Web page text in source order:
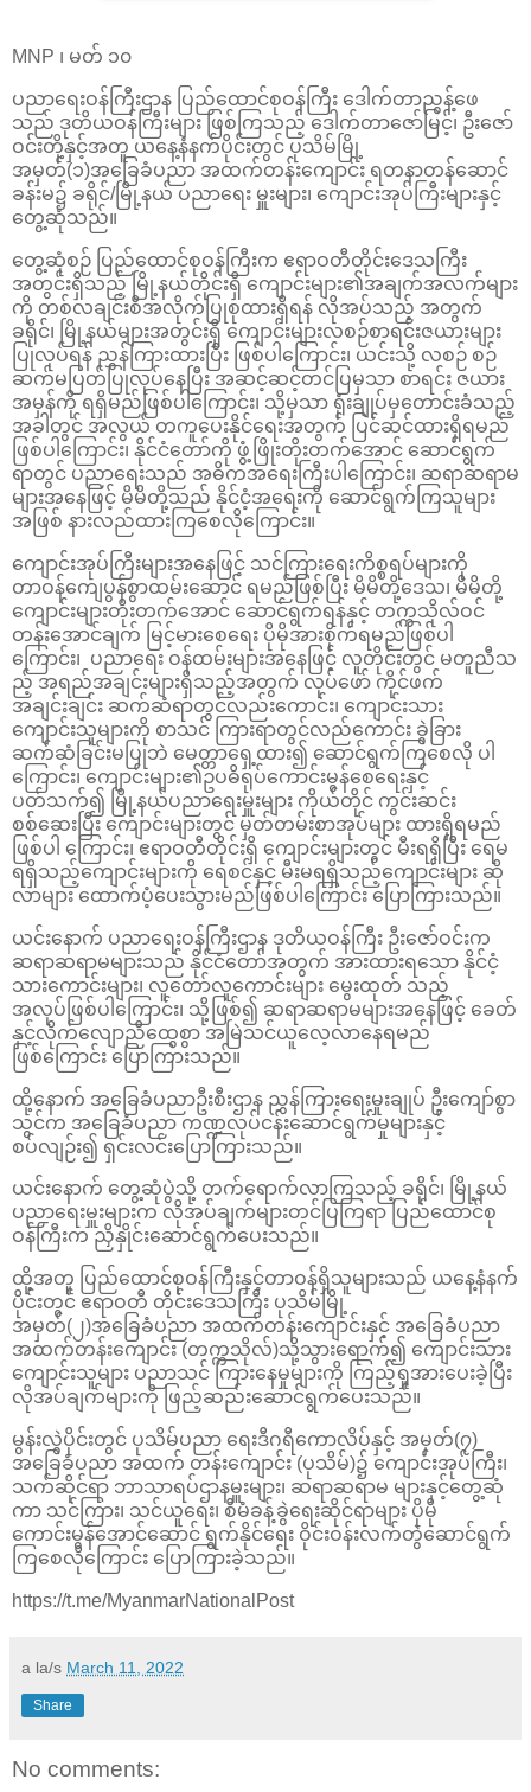
MNP ၊ မတ် ၁၀
ပညာရေးဝန်ကြီးဌာန ပြည်ထောင်စုဝန်ကြီး ဒေါက်တာညွန့်ဖေ
သည် ဒုတိယဝန်ကြီးများ ဖြစ်ကြသည့် ဒေါက်တာဇော်မြင့်၊ ဦးဇော်
ဝင်းတို့နှင့်အတူ ယနေ့နံနက်ပိုင်းတွင် ပုသိမ်မြို့
အမှတ်(၁)အခြေခံပညာ အထက်တန်းကျောင်း ရတနာတန်ဆောင်
ခန်းမ၌ ခရိုင်/မြို့နယ် ပညာရေး မှူးများ၊ ကျောင်းအုပ်ကြီးများနှင့်
တွေ့ဆုံသည်။
တွေ့ဆုံစဉ် ပြည်ထောင်စုဝန်ကြီးက ဧရာဝတီတိုင်းဒေသကြီး
အတွင်းရှိသည့် မြို့နယ်တိုင်းရှိ ကျောင်းများ၏အချက်အလက်များ
ကို တစ်လချင်းစီအလိုက်ပြုစုထားရှိရန် လိုအပ်သည့် အတွက်
ခရိုင်၊ မြို့နယ်များအတွင်းရှိ ကျောင်းများလစဉ်စာရင်းဇယားများ
ပြုလုပ်ရန် ညွှန်ကြားထားပြီး ဖြစ်ပါကြောင်း၊ ယင်းသို့ လစဉ် စဉ်
ဆက်မပြတ်ပြုလုပ်နေပြီး အဆင့်ဆင့်တင်ပြမှသာ စာရင်း ဇယား
အမှန်ကို ရရှိမည်ဖြစ်ပါကြောင်း၊ သို့မှသာ ရုံးချုပ်မှတောင်းခံသည့်
အခါတွင် အလွယ် တကူပေးနိုင်ရေးအတွက် ပြင်ဆင်ထားရှိရမည်
ဖြစ်ပါကြောင်း၊ နိုင်ငံ‌‌တော်ကို ဖွံ့ဖြိုးတိုးတက်အောင် ဆောင်ရွက်
ရာတွင် ပညာရေးသည် အဓိကအရေးကြီးပါကြောင်း၊ ဆရာဆရာမ
များအနေဖြင့် မိမိတို့သည် နိုင်ငံ့အရေးကို ဆောင်ရွက်ကြသူများ
အဖြစ် နားလည်ထားကြစေလိုကြောင်း။
ကျောင်းအုပ်ကြီးများအနေဖြင့် သင်ကြားရေးကိစ္စရပ်များကို
တာဝန်ကျေပွန်စွာထမ်းဆောင် ရမည်ဖြစ်ပြီး မိမိတို့ဒေသ၊ မိမိတို့
ကျောင်းများတိုးတက်အောင် ဆောင်ရွက်ရန်နှင့် တက္ကသိုလ်ဝင်
တန်းအောင်ချက် မြင့်မားစေရေး ပိုမိုအားစိုက်ရမည်ဖြစ်ပါ
ကြောင်း၊ ပညာရေး ဝန်ထမ်းများအနေဖြင့် လူတိုင်းတွင် မတူညီသ
ည့် အရည်အချင်းများရှိသည့်အတွက် လုပ်ဖော် ကိုင်ဖက်
အချင်းချင်း ဆက်ဆံရာတွင်လည်းကောင်း၊ ကျောင်းသား
ကျောင်းသူများကို စာသင် ကြားရာတွင်လည်ကောင်း ခွဲခြား
ဆက်ဆံခြင်းမပြုဘဲ မေတ္တာရှေ့ထား၍ ဆောင်ရွက်ကြစေလို ပါ
ကြောင်း၊ ကျောင်းများ၏ဥပဓိရုပ်ကောင်းမွန်စေရေးနှင့်
ပတ်သက်၍ မြို့နယ်ပညာရေးမှူးများ ကိုယ်တိုင် ကွင်းဆင်း
စစ်ဆေးပြီး ကျောင်းများတွင် မှတ်တမ်းစာအုပ်များ ထားရှိရမည်
ဖြစ်ပါ ကြောင်း၊ ဧရာဝတီတိုင်းရှိ ကျောင်းများတွင် မီးရရှိပြီး ရေမ
ရရှိသည့်ကျောင်းများကို ရေစင်နှင့် မီးမရရှိသည့်ကျောင်းများ ဆို
လာများ ထောက်ပံ့ပေးသွားမည်ဖြစ်ပါကြောင်း ပြောကြားသည်။
ယင်းနောက် ပညာရေးဝန်ကြီးဌာန ဒုတိယဝန်ကြီး ဦးဇော်ဝင်းက
ဆရာဆရာမများသည် နိုင်ငံတော်အတွက် အားထားရသော နိုင်ငံ့
သားကောင်းများ၊ လူတော်လူကောင်းများ မွေးထုတ် သည့်
အလုပ်ဖြစ်ပါကြောင်း၊ သို့ဖြစ်၍ ဆရာဆရာမများအ‌နေဖြင့် ခေတ်
နှင့်လိုက်လျောညီထွေစွာ အမြဲသင်ယူလေ့လာနေရမည်
ဖြစ်ကြောင်း ပြောကြားသည်။
ထို့နောက် အခြေခံပညာဦးစီးဌာန ညွှန်ကြားရေးမှုးချုပ် ‌ဦးကျော်စွာ
သွင်က အခြေခံပညာ ကဏ္ဍလုပ်ငန်းဆောင်ရွက်မှုများနှင့်
စပ်လျဉ်း၍ ရှင်းလင်းပြောကြားသည်။
ယင်းနောက် တွေ့ဆုံပွဲသို့ တက်ရောက်လာကြသည့် ခရိုင်၊ မြို့နယ်
ပညာရေးမှူးများက လိုအပ်ချက်များတင်ပြကြရာ ပြည်ထောင်စု
ဝန်ကြီးက ညှိနှိုင်းဆောင်ရွက်ပေးသည်။
ထို့အတူ ပြည်ထောင်စုဝန်ကြီးနှင့်တာဝန်ရှိသူများသည် ယနေ့နံနက်
ပိုင်းတွင် ဧရာဝတီ တိုင်းဒေသကြီး ပုသိမ်မြို့
အမှတ်(၂)အခြေခံပညာ အထက်‌တန်းကျောင်းနှင့် အခြေခံပညာ
အထက်တန်းကျောင်း (တက္ကသိုလ်)သို့သွားရောက်၍ ကျောင်းသား
ကျောင်းသူများ ပညာသင် ကြားနေမှုများကို ကြည့်ရှုအားပေးခဲ့ပြီး
လိုအပ်ချက်များကို ဖြည့်ဆည်းဆောင်ရွက်ပေးသည်။
မွန်းလွဲပိုင်းတွင် ပုသိမ်ပညာ ရေးဒီဂရီကောလိပ်နှင့် အမှတ်(၇)
အခြေခံပညာ အထက် တန်းကျောင်း (ပုသိမ်)၌ ကျောင်းအုပ်ကြီး၊
သက်ဆိုင်ရာ ဘာသာရပ်ဌာနမှူးများ၊ ဆရာဆရာမ များနှင့်တွေ့ဆုံ
ကာ သင်ကြား၊ သင်ယူရေး၊ စီမံခန့်ခွဲရေးဆိုင်ရာများ ပိုမို
ကောင်းမွန်အောင်ဆောင် ရွက်နိုင်ရေး ဝိုင်းဝန်းလက်တွဲဆောင်ရွက်
ကြစေလိုကြောင်း ပြောကြားခဲ့သည်။
https://t.me/MyanmarNationalPost
a la/s March 11, 2022
Share
No comments: